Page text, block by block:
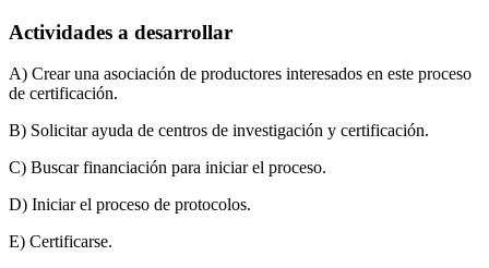
Actividades a desarrollar
A) Crear una asociación de productores interesados en este proceso
de certificación.
B) Solicitar ayuda de centros de investigación y certificación.
C) Buscar financiación para iniciar el proceso.
D) Iniciar el proceso de protocolos.
E) Certificarse.